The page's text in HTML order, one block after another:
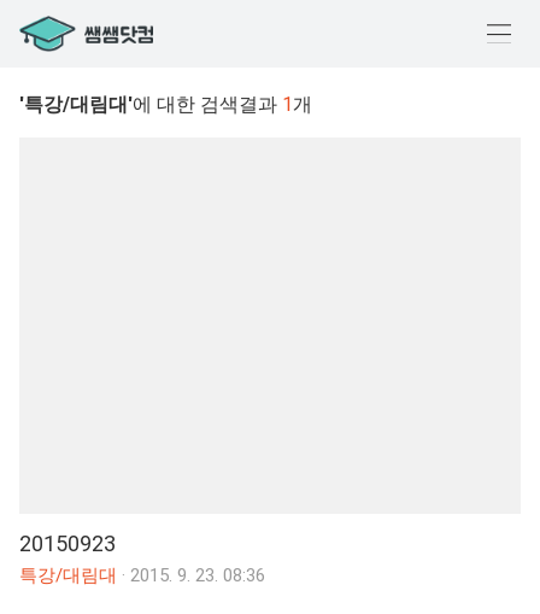
'특강/대림대'에 대한 검색결과 1개
20150923
특강/대림대 · 2015. 9. 23. 08:36